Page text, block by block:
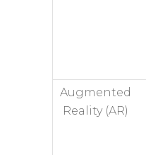
Augmented
Reality (AR)